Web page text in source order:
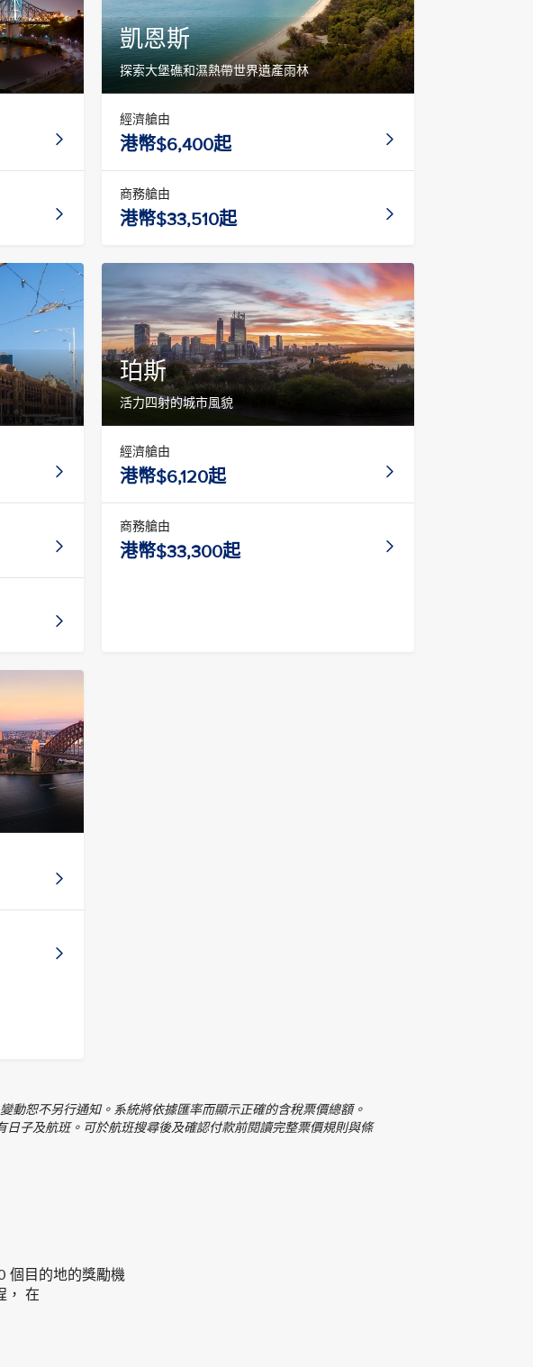
凱恩斯
探索大堡礁和濕熱帶世界遺產雨林
經濟艙由
港幣$6,400起
商務艙由
港幣$33,510起
珀斯
活力四射的城市風貌
經濟艙由
港幣$6,120起
商務艙由
港幣$33,300起
動恕不另行通知。系統將依據匯率而顯示正確的含稅票價總額。
子及航班。可於航班搜尋後及確認付款前閱讀完整票價規則與條
個目的地的獎勵機
， 在